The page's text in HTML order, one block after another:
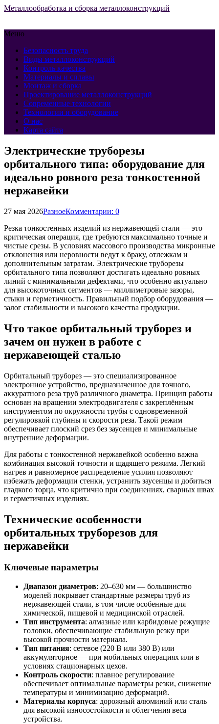
Металлообработка и сборка металлоконструкций
Меню
Безопасность труда
Виды металлоконструкций
Контроль качества
Материалы и сплавы
Монтаж и сборка
Проектирование металлоконструкций
Современные технологии
Технологии и оборудование
О нас
Карта сайта
Электрические труборезы
орбитального типа: оборудование для
идеально ровного реза тонкостенной
нержавейки
27 мая 2026РазноеКомментарии: 0
Резка тонкостенных изделий из нержавеющей стали — это
критическая операция, где требуются максимально точные и
чистые срезы. В условиях массового производства микронные
отклонения или неровности ведут к браку, отлежкам и
дополнительным затратам. Электрические труборезы
орбитального типа позволяют достигать идеально ровных
линий с минимальными дефектами, что особенно актуально
для высокоточных сегментов — миллиметровые зазоры,
стыки и герметичность. Правильный подбор оборудования —
залог стабильности и высокого качества продукции.
Что такое орбитальный труборез и
зачем он нужен в работе с
нержавеющей сталью
Орбитальный труборез — это специализированное
электронное устройство, предназначенное для точного,
аккуратного реза труб различного диаметра. Принцип работы
основан на вращении электродвигателя с закреплённым
инструментом по окружности трубы с одновременной
регулировкой глубины и скорости реза. Такой режим
обеспечивает плоский срез без заусенцев и минимальные
внутренние деформации.
Для работы с тонкостенной нержавейкой особенно важна
комбинация высокой точности и щадящего режима. Легкий
нагрев и равномерное распределение усилия позволяют
избежать деформации стенки, устранить заусенцы и добиться
гладкого торца, что критично при соединениях, сварных швах
и герметичных изделиях.
Технические особенности
орбитальных труборезов для
нержавейки
Ключевые параметры
Диапазон диаметров: 20–630 мм — большинство
моделей покрывает стандартные размеры труб из
нержавеющей стали, в том числе особенные для
химической, пищевой и медицинской отраслей.
Тип инструмента: алмазные или карбидовые режущие
головки, обеспечивающие стабильную резку при
высокой прочности материала.
Тип питания: сетевое (220 В или 380 В) или
аккумуляторное — при мобильных операциях или в
условиях стационарных цехов.
Контроль скорости: плавное регулирование
обеспечивает оптимальные параметры резки, снижение
температуры и минимизацию деформаций.
Материалы корпуса: дорожный алюминий или сталь
для высокой износостойкости и облегчения веса
устройства.